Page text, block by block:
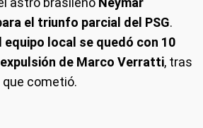
en La Ligue 1. (Foto: Sky Sports)
el triunfo parcial del PSG.
equipo local se quedó con 10
de Marco Verratti, tras
cometió.